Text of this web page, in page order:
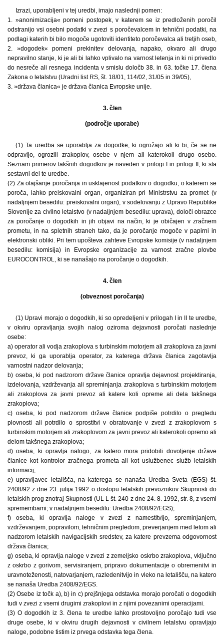
Izrazi, uporabljeni v tej uredbi, imajo naslednji pomen:
1. »anonimizacija« pomeni postopek, v katerem se iz predloženih poročil
odstranijo vsi osebni podatki v zvezi s poročevalcem in tehnični podatki, na
podlagi katerih bi bilo mogoče ugotoviti identiteto poročevalca ali tretjih oseb,
2. »dogodek« pomeni prekinitev delovanja, napako, okvaro ali drugo
nepravilno stanje, ki je ali bi lahko vplivalo na varnost letenja in ki ni privedlo
do nesreče ali resnega incidenta v smislu določb 38. in 63. točke 17. člena
Zakona o letalstvu (Uradni list RS, št. 18/01, 114/02, 31/05 in 39/05),
3. »država članica« je država članica Evropske unije.
3. člen
(področje uporabe)
(1) Ta uredba se uporablja za dogodke, ki ogrožajo ali ki bi, če se ne
odpravijo, ogrozili zrakoplov, osebe v njem ali katerokoli drugo osebo.
Seznam primerov takšnih dogodkov je naveden v prilogi I in prilogi II, ki sta
sestavni del te uredbe.
(2) Za olajšanje poročanja in usklajenost podatkov o dogodku, o katerem se
poroča, lahko preiskovalni organ, organiziran pri Ministrstvu za promet (v
nadaljnjem besedilu: preiskovalni organ), v sodelovanju z Upravo Republike
Slovenije za civilno letalstvo (v nadaljnjem besedilu: uprava), določi obrazce
za poročanje o dogodkih in jih objavi na način, ki je običajen v zračnem
prometu, in na spletnih straneh tako, da je poročanje mogoče v papirni in
elektronski obliki. Pri tem upošteva zahteve Evropske komisije (v nadaljnjem
besedilu: komisija) in Evropske organizacije za varnost zračne plovbe
EUROCONTROL, ki se nanašajo na poročanje o dogodkih.
4. člen
(obveznost poročanja)
(1) Upravi morajo o dogodkih, ki so opredeljeni v prilogah I in II te uredbe,
v okviru opravljanja svojih nalog oziroma dejavnosti poročati naslednje
osebe:
a) operator ali vodja zrakoplova s turbinskim motorjem ali zrakoplova za javni
prevoz, ki ga uporablja operator, za katerega država članica zagotavlja
varnostni nadzor delovanja;
b) oseba, ki pod nadzorom države članice opravlja dejavnost projektiranja,
izdelovanja, vzdrževanja ali spreminjanja zrakoplova s turbinskim motorjem
ali zrakoplova za javni prevoz ali katere koli opreme ali dela takšnega
zrakoplova;
c) oseba, ki pod nadzorom države članice podpiše potrdilo o pregledu
plovnosti ali potrdilo o sprostitvi v obratovanje v zvezi z zrakoplovom s
turbinskim motorjem ali zrakoplovom za javni prevoz ali katerokoli opremo ali
delom takšnega zrakoplova;
d) oseba, ki opravlja nalogo, za katero mora pridobiti dovoljenje države
članice kot kontrolor zračnega prometa ali kot uslužbenec služb letalskih
informacij;
e) upravljavec letališča, na katerega se nanaša Uredba Sveta (EGS) št.
2408/92 z dne 23. julija 1992 o dostopu letalskih prevoznikov Skupnosti do
letalskih prog znotraj Skupnosti (UL L št. 240 z dne 24. 8. 1992, str. 8, z vsemi
spremembami; v nadaljnjem besedilu: Uredba 2408/92/EGS);
f) oseba, ki opravlja naloge v zvezi z namestitvijo, spreminjanjem,
vzdrževanjem, popravilom, tehničnim pregledom, preverjanjem med letom ali
nadzorom letalskih navigacijskih sredstev, za katere prevzema odgovornost
država članica;
g) oseba, ki opravlja naloge v zvezi z zemeljsko oskrbo zrakoplova, vključno
z oskrbo z gorivom, servisiranjem, pripravo dokumentacije o obremenitvi in
uravnoteženosti, natovarjanjem, razledenitvijo in vleko na letališču, na katero
se nanaša Uredba 2408/92/EGS.
(2) Osebe iz točk a), b) in c) prejšnjega odstavka morajo poročati o dogodkih
tudi v zvezi z vsemi drugimi zrakoplovi in z njimi povezanimi operacijami.
(3) O dogodkih iz 3. člena te uredbe lahko prostovoljno poročajo tudi vse
druge osebe, ki v okviru drugih dejavnosti v civilnem letalstvu opravljajo
naloge, podobne tistim iz prvega odstavka tega člena.